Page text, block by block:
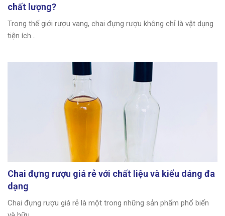
chất lượng?
Trong thế giới rượu vang, chai đựng rượu không chỉ là vật dụng
tiện ích...
Chai đựng rượu giá rẻ với chất liệu và kiểu dáng đa
dạng
Chai đựng rượu giá rẻ là một trong những sản phẩm phổ biến